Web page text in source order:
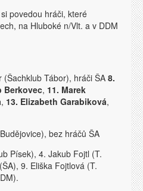
povedou hráči, které
na Hluboké n/Vlt. a v DDM
(Šachklub Tábor), hráči ŠA 8.
Berkovec, 11. Marek
, 13. Elizabeth Garabiková,
bez hráčů ŠA
Písek), 4. Jakub Fojtl (T.
(ŠA), 9. Eliška Fojtlová (T.